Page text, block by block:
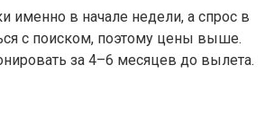
в начале недели, а спрос в
с поиском, поэтому цены выше.
за 4–6 месяцев до вылета.